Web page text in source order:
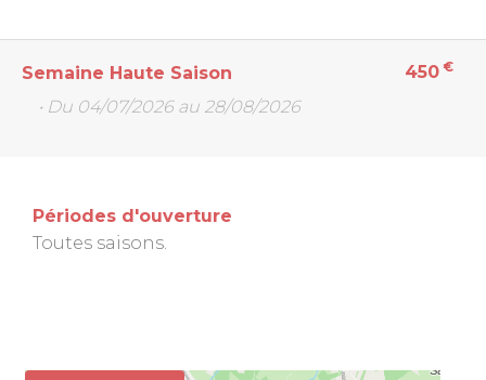
Semaine Haute Saison 450 €
• Du 04/07/2026 au 28/08/2026
Périodes d'ouverture
Toutes saisons.